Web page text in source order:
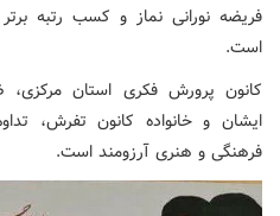
فریضه نورانی نماز و کسب رتبه
است.
کانون پرورش فکری استان مرکزی،
ایشان و خانواده کانون تفرش،
فرهنگی و هنری آرزومند است.